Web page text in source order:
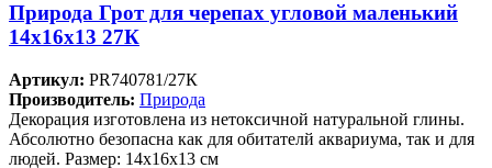
Природа Грот для черепах угловой маленький
14х16х13 27К
Артикул: PR740781/27К
Производитель: Природа
Декорация изготовлена из нетоксичной натуральной глины.
Абсолютно безопасна как для обитателй аквариума, так и для
людей. Размер: 14х16х13 см